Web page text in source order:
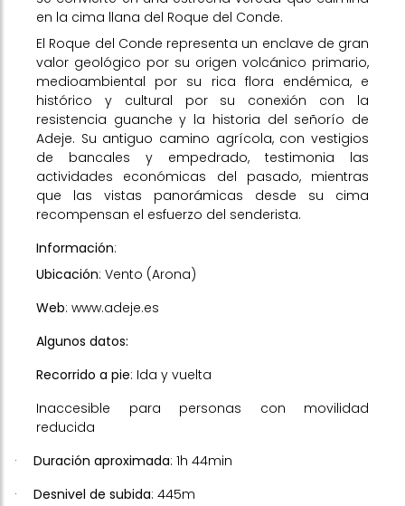
en la cima llana del Roque del Conde.
El Roque del Conde representa un enclave de gran
valor geológico por su origen volcánico primario,
medioambiental por su rica flora endémica, e
histórico y cultural por su conexión con la
resistencia guanche y la historia del señorío de
Adeje. Su antiguo camino agrícola, con vestigios
de bancales y empedrado, testimonia las
actividades económicas del pasado, mientras
que las vistas panorámicas desde su cima
recompensan el esfuerzo del senderista.
Información:
Ubicación: Vento (Arona)
Web: www.adeje.es
Algunos datos:
Recorrido a pie: Ida y vuelta
Inaccesible para personas con movilidad
reducida
·
Duración aproximada: 1h 44min
·
Desnivel de subida: 445m